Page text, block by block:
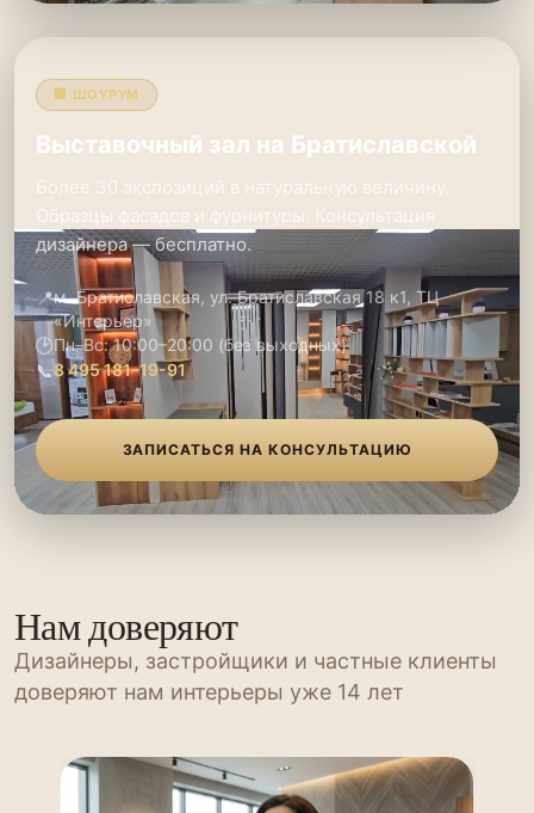
🏢 ШОУРУМ
Выставочный зал на Братиславской
Более 30 экспозиций в натуральную величину.
Образцы фасадов и фурнитуры. Консультация
дизайнера — бесплатно.
📍м. Братиславская, ул. Братиславская 18 к1, ТЦ
«Интерьер»
🕑Пн–Вс: 10:00–20:00 (без выходных)
📞8 495 181-19-91
ЗАПИСАТЬСЯ НА КОНСУЛЬТАЦИЮ
Нам доверяют
Дизайнеры, застройщики и частные клиенты
доверяют нам интерьеры уже 14 лет